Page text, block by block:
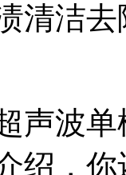
清洁去
波单
绍，